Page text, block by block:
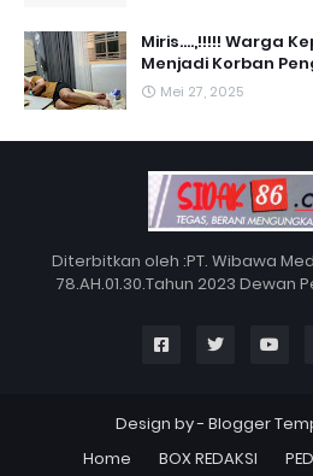
Miris....,!!!!! Warga
Menjadi Korban
Mei 27, 2025
Diterbitkan oleh :PT. Wibawa
78.AH.01.30.Tahun 2023 Dewan
Design by - Blogger
Home
BOX REDAKSI